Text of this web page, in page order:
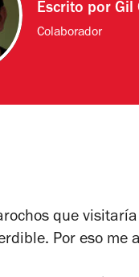
Escrito porGil
Colaborador
que
Por eso me